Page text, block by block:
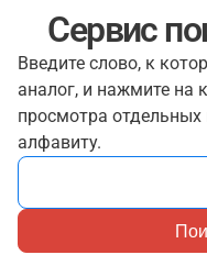
Сервис
Введите слово, к
аналог, и нажмите на
просмотра отдельных
алфавиту.